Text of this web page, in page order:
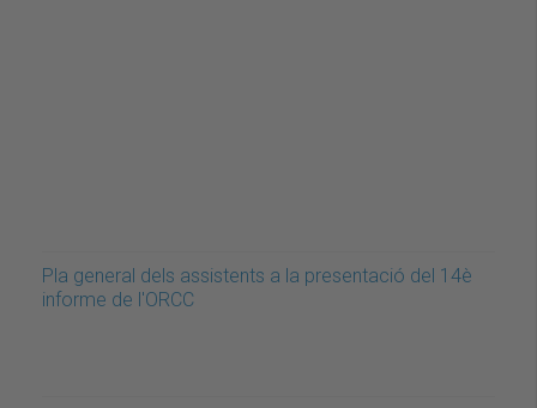
Pla general dels assistents a la presentació del 14è
informe de l'ORCC